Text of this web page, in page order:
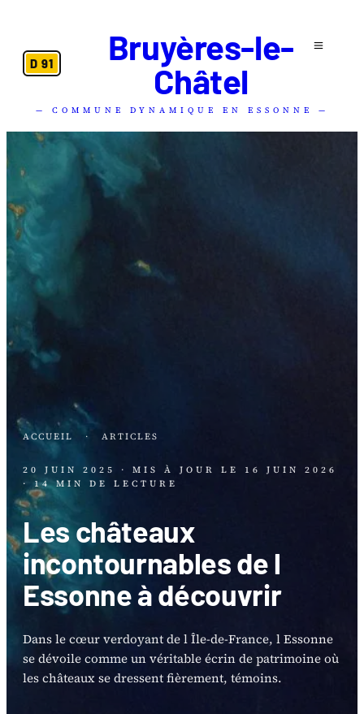
D 91
Bruyères-le-
Châtel
— COMMUNE DYNAMIQUE EN ESSONNE —
ACCUEIL · ARTICLES
20 JUIN 2025 · MIS À JOUR LE 16 JUIN 2026
· 14 MIN DE LECTURE
Les châteaux
incontournables de l
Essonne à découvrir
Dans le cœur verdoyant de l Île-de-France, l Essonne
se dévoile comme un véritable écrin de patrimoine où
les châteaux se dressent fièrement, témoins.